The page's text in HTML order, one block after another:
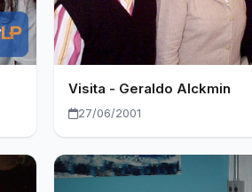
Visita - Geraldo Alckmin
27/06/2001